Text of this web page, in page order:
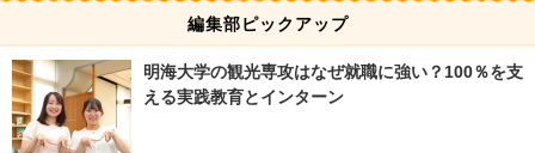
編集部ピックアップ
明海大学の観光専攻はなぜ就職に強い？100％を支
える実践教育とインターン